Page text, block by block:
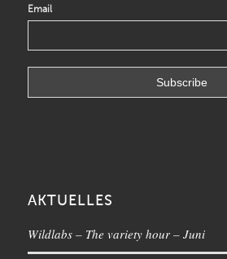
Email
AKTUELLES
Wildlabs – The variety hour – Juni